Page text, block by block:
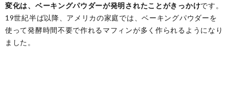
変化は、ベーキングパウダーが発明されたことがきっかけです。
19世紀半ば以降、アメリカの家庭では、ベーキングパウダーを
使って発酵時間不要で作れるマフィンが多く作られるようになり
ました。